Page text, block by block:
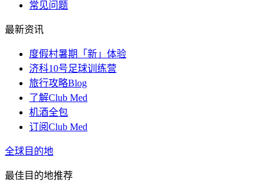
常见问题
最新资讯
度假村暑期「新」体验
济科10号足球训练营
旅行攻略Blog
了解Club Med
机酒全包
订阅Club Med
全球目的地
最佳目的地推荐